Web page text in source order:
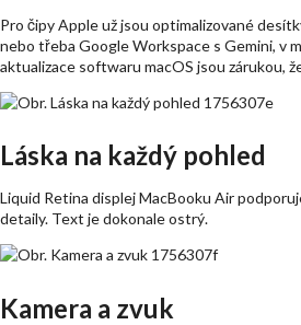
Pro čipy Apple už jsou optimalizované
nebo třeba Google Workspace s Gemini, v
aktualizace softwaru macOS jsou zárukou,
Láska na každý pohled
Liquid Retina displej MacBooku Air
detaily. Text je dokonale ostrý.
Kamera a zvuk